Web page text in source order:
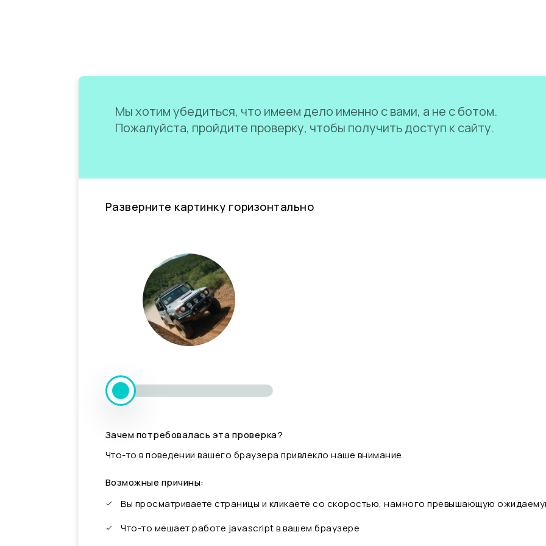
Мы хотим убедиться, что имеем дело именно с вами, а не с ботом.
Пожалуйста, пройдите проверку, чтобы получить доступ к сайту.
Разверните картинку горизонтально
Зачем потребовалась эта проверка?
Что-то в поведении вашего браузера привлекло наше внимание.
Возможные причины:
Вы просматриваете страницы и кликаете со скоростью, намного превышающую
Что-то мешает работе javascript в вашем браузере